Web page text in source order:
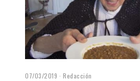
07/03/2019 Redacción